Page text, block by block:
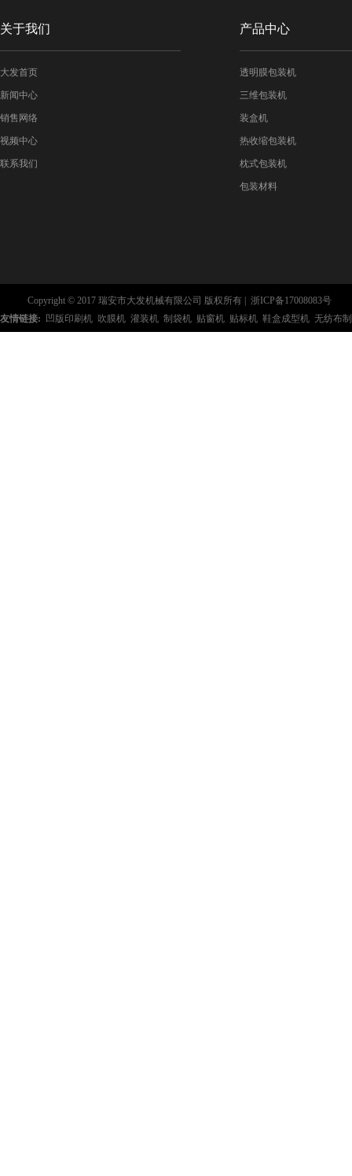
关于我们
大发首页
新闻中心
销售网络
视频中心
联系我们
产品中心
透明膜包装机
三维包装机
装盒机
热收缩包装机
枕式包装机
包装材料
Copyright © 2017 瑞安市大发机械有限公司 版权所有 |
浙ICP备17008083号
友情链接:
凹版印刷机 吹膜机 灌装机 制袋机 贴窗机 贴标机 鞋盒成型机 无纺布